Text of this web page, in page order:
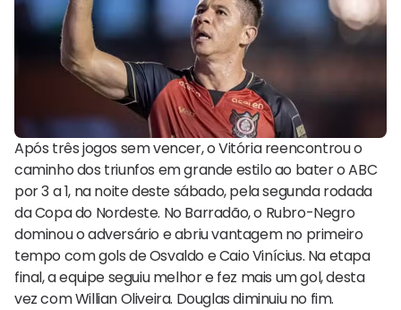
Após três jogos sem vencer, o Vitória reencontrou o
caminho dos triunfos em grande estilo ao bater o ABC
por 3 a 1, na noite deste sábado, pela segunda rodada
da Copa do Nordeste. No Barradão, o Rubro-Negro
dominou o adversário e abriu vantagem no primeiro
tempo com gols de Osvaldo e Caio Vinícius. Na etapa
final, a equipe seguiu melhor e fez mais um gol, desta
vez com Willian Oliveira. Douglas diminuiu no fim.